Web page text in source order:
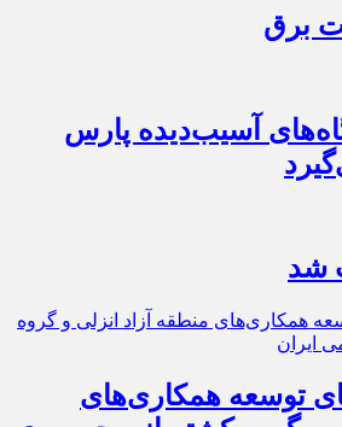
برق
آسیب‌دیده پارس
شد
توسعه همكاری‌های